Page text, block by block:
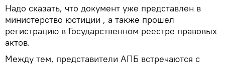
Надо сказать, что документ уже представлен в
министерство юстиции , а также прошел
регистрацию в Государственном реестре правовых
актов.
Между тем, представители АПБ встречаются с